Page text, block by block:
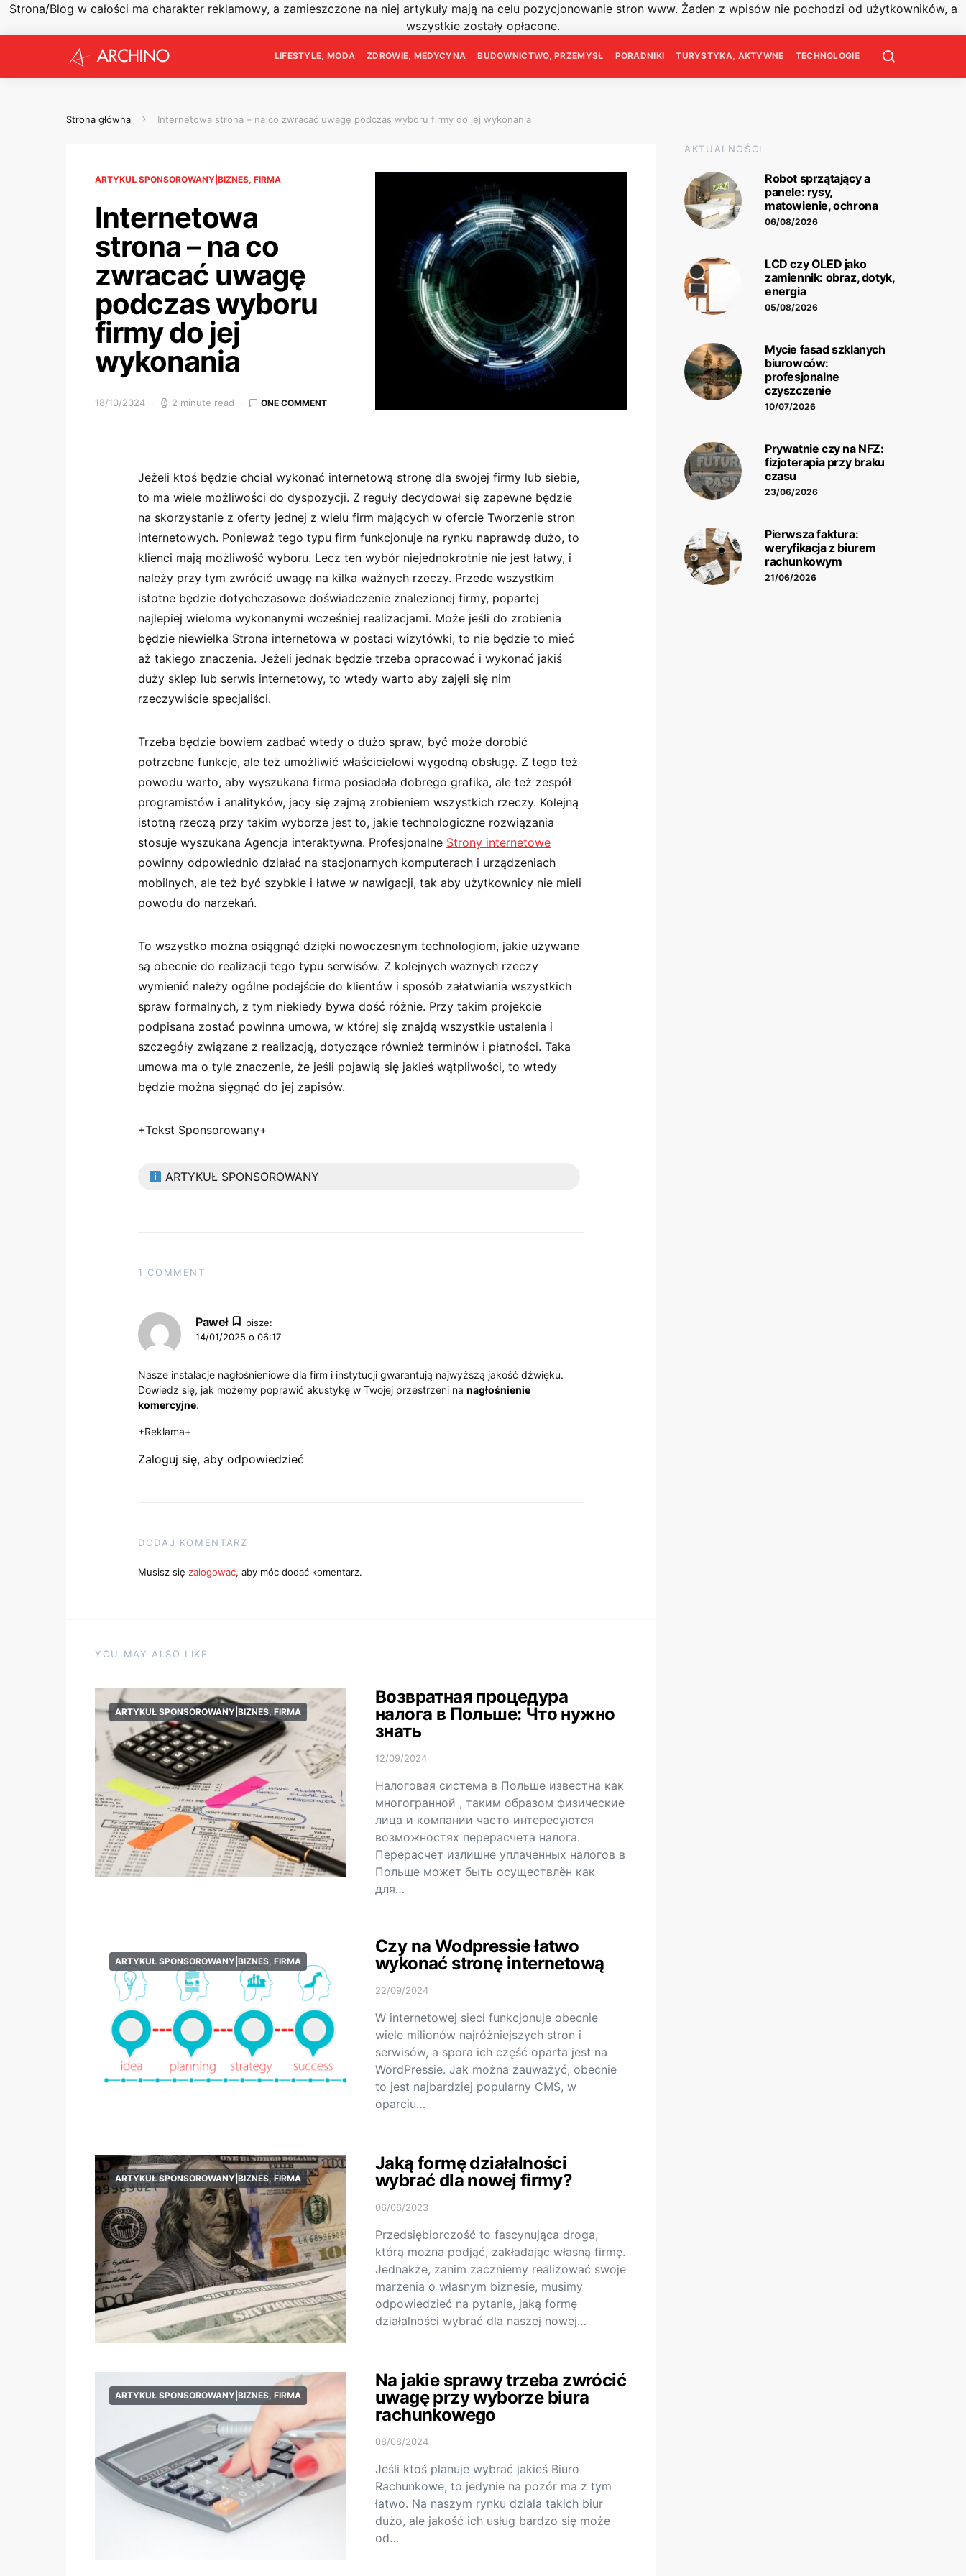
Strona/Blog w całości ma charakter reklamowy, a zamieszczone na niej artykuły mają na celu pozycjonowanie stron www. Żaden z wpisów nie pochodzi od użytkowników, a
wszystkie zostały opłacone.
LIFESTYLE, MODA ZDROWIE, MEDYCYNA BUDOWNICTWO, PRZEMYSŁ PORADNIKI TURYSTYKA, AKTYWNE TECHNOLOGIE
Strona główna Internetowa strona – na co zwracać uwagę podczas wyboru firmy do jej wykonania
ARTYKUŁ SPONSOROWANY|BIZNES, FIRMA
Internetowa
strona – na co
zwracać uwagę
podczas wyboru
firmy do jej
wykonania
18/10/2024 2 minute read ONE COMMENT
Jeżeli ktoś będzie chciał wykonać internetową stronę dla swojej firmy lub siebie,
to ma wiele możliwości do dyspozycji. Z reguły decydował się zapewne będzie
na skorzystanie z oferty jednej z wielu firm mających w ofercie Tworzenie stron
internetowych. Ponieważ tego typu firm funkcjonuje na rynku naprawdę dużo, to
klienci mają możliwość wyboru. Lecz ten wybór niejednokrotnie nie jest łatwy, i
należy przy tym zwrócić uwagę na kilka ważnych rzeczy. Przede wszystkim
istotne będzie dotychczasowe doświadczenie znalezionej firmy, popartej
najlepiej wieloma wykonanymi wcześniej realizacjami. Może jeśli do zrobienia
będzie niewielka Strona internetowa w postaci wizytówki, to nie będzie to mieć
aż takiego znaczenia. Jeżeli jednak będzie trzeba opracować i wykonać jakiś
duży sklep lub serwis internetowy, to wtedy warto aby zajęli się nim
rzeczywiście specjaliści.
Trzeba będzie bowiem zadbać wtedy o dużo spraw, być może dorobić
potrzebne funkcje, ale też umożliwić właścicielowi wygodną obsługę. Z tego też
powodu warto, aby wyszukana firma posiadała dobrego grafika, ale też zespół
programistów i analityków, jacy się zajmą zrobieniem wszystkich rzeczy. Kolejną
istotną rzeczą przy takim wyborze jest to, jakie technologiczne rozwiązania
stosuje wyszukana Agencja interaktywna. Profesjonalne Strony internetowe
powinny odpowiednio działać na stacjonarnych komputerach i urządzeniach
mobilnych, ale też być szybkie i łatwe w nawigacji, tak aby użytkownicy nie mieli
powodu do narzekań.
To wszystko można osiągnąć dzięki nowoczesnym technologiom, jakie używane
są obecnie do realizacji tego typu serwisów. Z kolejnych ważnych rzeczy
wymienić należy ogólne podejście do klientów i sposób załatwiania wszystkich
spraw formalnych, z tym niekiedy bywa dość różnie. Przy takim projekcie
podpisana zostać powinna umowa, w której się znajdą wszystkie ustalenia i
szczegóły związane z realizacją, dotyczące również terminów i płatności. Taka
umowa ma o tyle znaczenie, że jeśli pojawią się jakieś wątpliwości, to wtedy
będzie można sięgnąć do jej zapisów.
+Tekst Sponsorowany+
ARTYKUŁ SPONSOROWANY
1 COMMENT
Paweł
pisze:
14/01/2025 o 06:17
Nasze instalacje nagłośnieniowe dla firm i instytucji gwarantują najwyższą jakość dźwięku.
Dowiedz się, jak możemy poprawić akustykę w Twojej przestrzeni na nagłośnienie
komercyjne.
+Reklama+
Zaloguj się, aby odpowiedzieć
DODAJ KOMENTARZ
Musisz się zalogować, aby móc dodać komentarz.
YOU MAY ALSO LIKE
ARTYKUŁ SPONSOROWANY|BIZNES, FIRMA
Возвратная процедура
налога в Польше: Что нужно
знать
12/09/2024
Налоговая система в Польше известна как
многогранной , таким образом физические
лица и компании часто интересуются
возможностях перерасчета налога.
Перерасчет излишне уплаченных налогов в
Польше может быть осуществлён как
для…
ARTYKUŁ SPONSOROWANY|BIZNES, FIRMA
Czy na Wodpressie łatwo
wykonać stronę internetową
22/09/2024
W internetowej sieci funkcjonuje obecnie
wiele milionów najróżniejszych stron i
serwisów, a spora ich część oparta jest na
WordPressie. Jak można zauważyć, obecnie
to jest najbardziej popularny CMS, w
oparciu…
ARTYKUŁ SPONSOROWANY|BIZNES, FIRMA
Jaką formę działalności
wybrać dla nowej firmy?
06/06/2023
Przedsiębiorczość to fascynująca droga,
którą można podjąć, zakładając własną firmę.
Jednakże, zanim zaczniemy realizować swoje
marzenia o własnym biznesie, musimy
odpowiedzieć na pytanie, jaką formę
działalności wybrać dla naszej nowej…
ARTYKUŁ SPONSOROWANY|BIZNES, FIRMA
Na jakie sprawy trzeba zwrócić
uwagę przy wyborze biura
rachunkowego
08/08/2024
Jeśli ktoś planuje wybrać jakieś Biuro
Rachunkowe, to jedynie na pozór ma z tym
łatwo. Na naszym rynku działa takich biur
dużo, ale jakość ich usług bardzo się może
od…
AKTUALNOŚCI
Robot sprzątający a
panele: rysy,
matowienie, ochrona
06/08/2026
LCD czy OLED jako
zamiennik: obraz, dotyk,
energia
05/08/2026
Mycie fasad szklanych
biurowców:
profesjonalne
czyszczenie
10/07/2026
Prywatnie czy na NFZ:
fizjoterapia przy braku
czasu
23/06/2026
Pierwsza faktura:
weryfikacja z biurem
rachunkowym
21/06/2026